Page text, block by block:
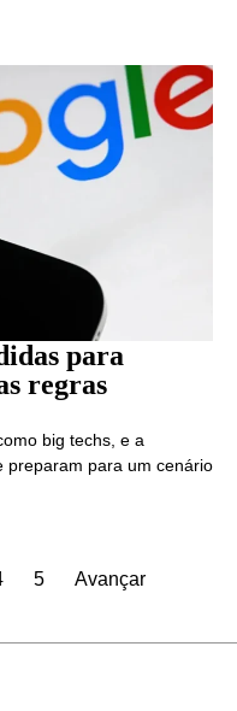
para
regras
big techs, e a
preparam para um cenário
5 Avançar